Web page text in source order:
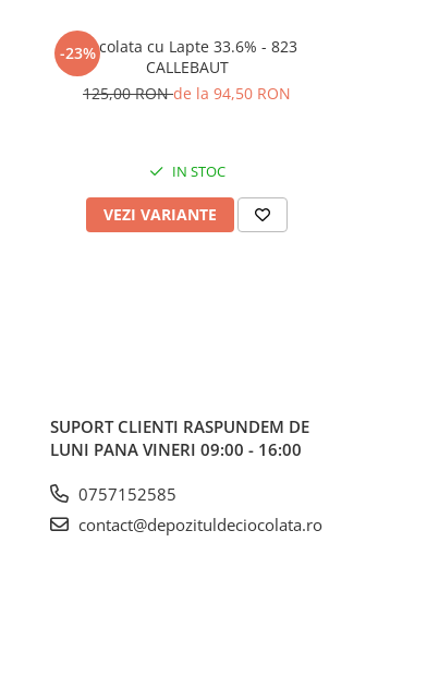
-23%Ciocolata cu Lapte 33.6% - 823
CALLEBAUT
125,00 RONde la 94,50 RON
IN STOC
VEZI VARIANTE
SUPORT CLIENTI RASPUNDEM DE
LUNI PANA VINERI 09:00 - 16:00
0757152585
contact@depozituldeciocolata.ro